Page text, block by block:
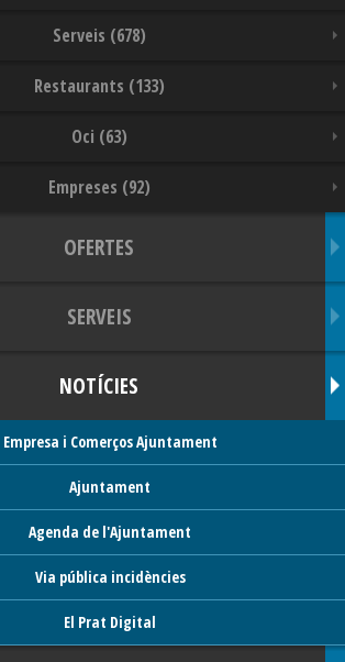
Serveis (678)
Restaurants (133)
Oci (63)
Empreses (92)
OFERTES
SERVEIS
NOTÍCIES
Empresa i Comerços Ajuntament
Ajuntament
Agenda de l'Ajuntament
Via pública incidències
El Prat Digital